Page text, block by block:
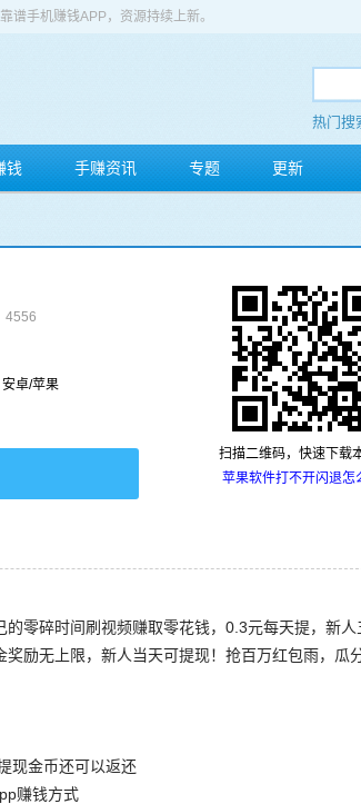
谱手机赚钱APP，资源持续上新。
热门搜
钱 手赚资讯 专题 更新
扫描二维码，快速下载
苹果软件打不开闪退怎
4556
卓/苹果
零碎时间刷视频赚取零花钱，0.3元每天提，新人
励无上限，新人当天可提现！抢百万红包雨，瓜
现金币还可以返还
赚钱方式